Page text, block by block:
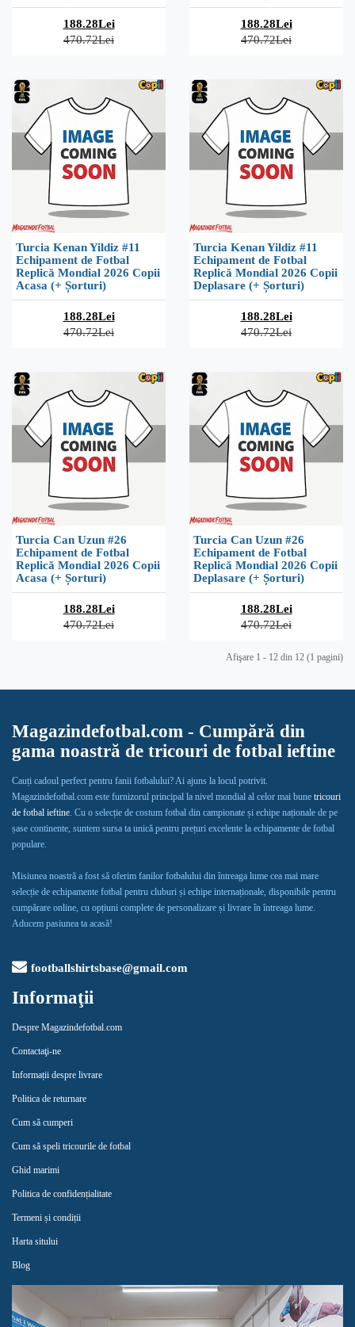
188.28Lei
470.72Lei
188.28Lei
470.72Lei
Turcia Kenan Yildiz #11
Echipament de Fotbal
Replică Mondial 2026 Copii
Acasa (+ Șorturi)
188.28Lei
470.72Lei
Turcia Kenan Yildiz #11
Echipament de Fotbal
Replică Mondial 2026 Copii
Deplasare (+ Șorturi)
188.28Lei
470.72Lei
Turcia Can Uzun #26
Echipament de Fotbal
Replică Mondial 2026 Copii
Acasa (+ Șorturi)
188.28Lei
470.72Lei
Turcia Can Uzun #26
Echipament de Fotbal
Replică Mondial 2026 Copii
Deplasare (+ Șorturi)
188.28Lei
470.72Lei
Afişare 1 - 12 din 12 (1 pagini)
Magazindefotbal.com - Cumpără din
gama noastră de tricouri de fotbal ieftine
Cauți cadoul perfect pentru fanii fotbalului? Ai ajuns la locul potrivit.
Magazindefotbal.com este furnizorul principal la nivel mondial al celor mai bune tricouri
de fotbal ieftine. Cu o selecție de costum fotbal din campionate și echipe naționale de pe
șase continente, suntem sursa ta unică pentru prețuri excelente la echipamente de fotbal
populare.
Misiunea noastră a fost să oferim fanilor fotbalului din întreaga lume cea mai mare
selecție de echipamente fotbal pentru cluburi și echipe internaționale, disponibile pentru
cumpărare online, cu opțiuni complete de personalizare și livrare în întreaga lume.
Aducem pasiunea ta acasă!
footballshirtsbase@gmail.com
Informaţii
Despre Magazindefotbal.com
Contactaţi-ne
Informații despre livrare
Politica de returnare
Cum să cumperi
Cum să speli tricourile de fotbal
Ghid marimi
Politica de confidențialitate
Termeni și condiții
Harta sitului
Blog